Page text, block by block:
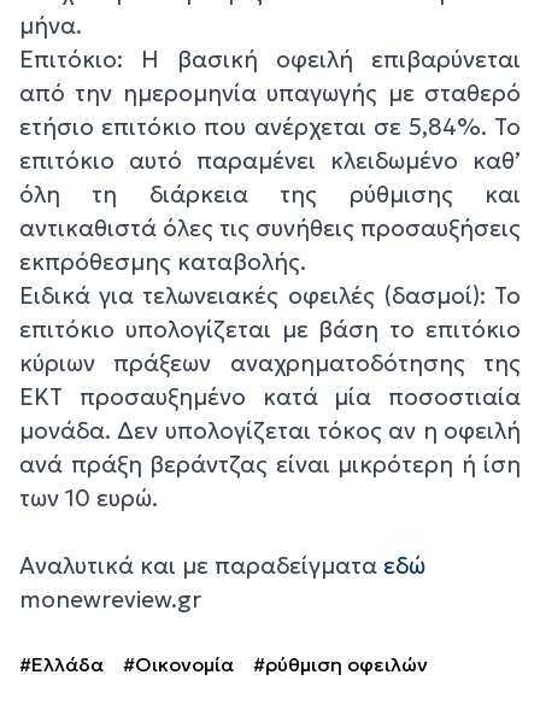
μήνα.
Επιτόκιο: Η βασική οφειλή επιβαρύνεται
από την ημερομηνία υπαγωγής με σταθερό
ετήσιο επιτόκιο που ανέρχεται σε 5,84%. Το
επιτόκιο αυτό παραμένει κλειδωμένο καθ’
όλη τη διάρκεια της ρύθμισης και
αντικαθιστά όλες τις συνήθεις προσαυξήσεις
εκπρόθεσμης καταβολής.
Ειδικά για τελωνειακές οφειλές (δασμοί): Το
επιτόκιο υπολογίζεται με βάση το επιτόκιο
κύριων πράξεων αναχρηματοδότησης της
ΕΚΤ προσαυξημένο κατά μία ποσοστιαία
μονάδα. Δεν υπολογίζεται τόκος αν η οφειλή
ανά πράξη βεράντζας είναι μικρότερη ή ίση
των 10 ευρώ.
Αναλυτικά και με παραδείγματα εδώ
monewreview.gr
#Ελλάδα #Οικονομία #ρύθμιση οφειλών